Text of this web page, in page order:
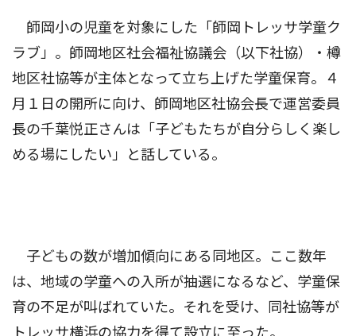
師岡小の児童を対象にした「師岡トレッサ学童ク
ラブ」。師岡地区社会福祉協議会（以下社協）・樽
地区社協等が主体となって立ち上げた学童保育。４
月１日の開所に向け、師岡地区社協会長で運営委員
長の千葉悦正さんは「子どもたちが自分らしく楽し
める場にしたい」と話している。
子どもの数が増加傾向にある同地区。ここ数年
は、地域の学童への入所が抽選になるなど、学童保
育の不足が叫ばれていた。それを受け、同社協等が
トレッサ横浜の協力を得て設立に至った。